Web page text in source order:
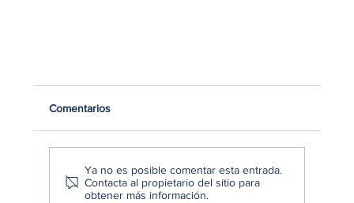
Comentarios
Ya no es posible comentar esta entrada.
Contacta al propietario del sitio para
obtener más información.